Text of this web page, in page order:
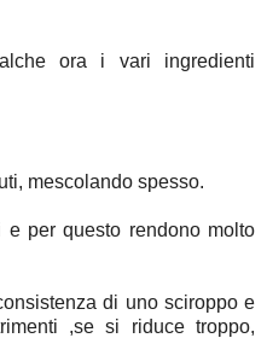
ora i vari ingredienti
mescolando spesso.
e per questo rendono molto
di uno sciroppo e
,se si riduce troppo,